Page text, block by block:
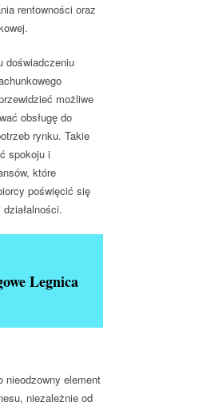
rentowności oraz
doświadczeniu
możliwe
obsługę do
rynku. Takie
spokoju i
które
poświęcić się
Legnica
nieodzowny element
niezależnie od